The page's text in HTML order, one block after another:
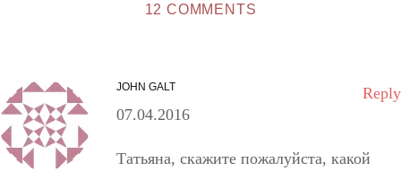
12 COMMENTS
JOHN GALT
07.04.2016
Татьяна, скажите пожалуйста, какой
Reply